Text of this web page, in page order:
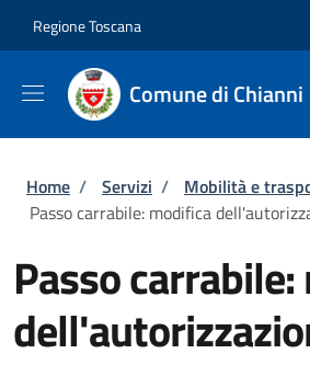
Regione Toscana
Comune di Chianni
Briciole di pane
Home / Servizi / Mobilità e
Passo carrabile: modifica
Passo